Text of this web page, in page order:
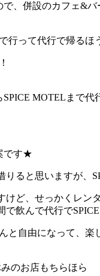
で、併設のカフェ&
行って代行で帰る
MOTELまで代
です★
ると思いますが、
けど、せっかくレ
飲んで代行で
と自由になって、楽
のお店もちらほら